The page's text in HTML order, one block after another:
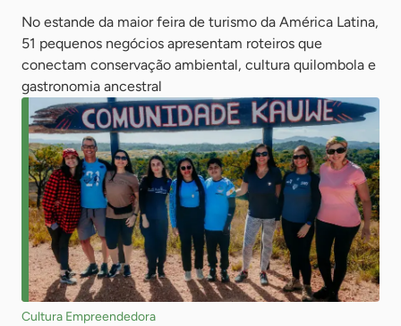
No estande da maior feira de turismo da América Latina,
51 pequenos negócios apresentam roteiros que
conectam conservação ambiental, cultura quilombola e
gastronomia ancestral
Cultura Empreendedora